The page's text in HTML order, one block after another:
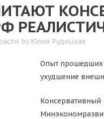
by Юлия Рудицкая
Опыт прошедших
ухудшение
Консервативный